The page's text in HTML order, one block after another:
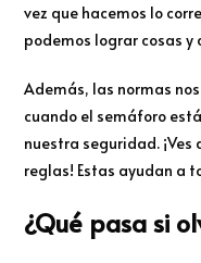
vez que hacemos lo
podemos lograr cosas y
Además, las normas
cuando el semáforo
nuestra seguridad.
reglas! Estas ayudan a
¿Qué pasa si